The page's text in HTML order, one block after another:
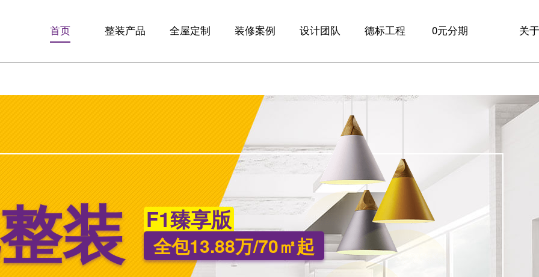
首页 整装产品 全屋定制 装修案例
全景VR设计
生活+诊
设计团队 德标工程
德标工艺
0元分期 关
新
装 F1臻享版
全包13.88万/70㎡起